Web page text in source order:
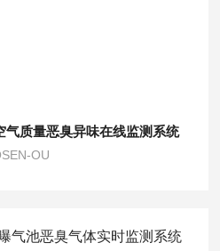
气质量恶臭异味在线监测系统
OU